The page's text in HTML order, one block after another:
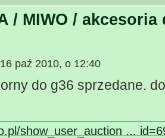
/ MIWO / akcesoria
paź 2010, o 12:40
do g36 sprzedane.
show_user_auction ...